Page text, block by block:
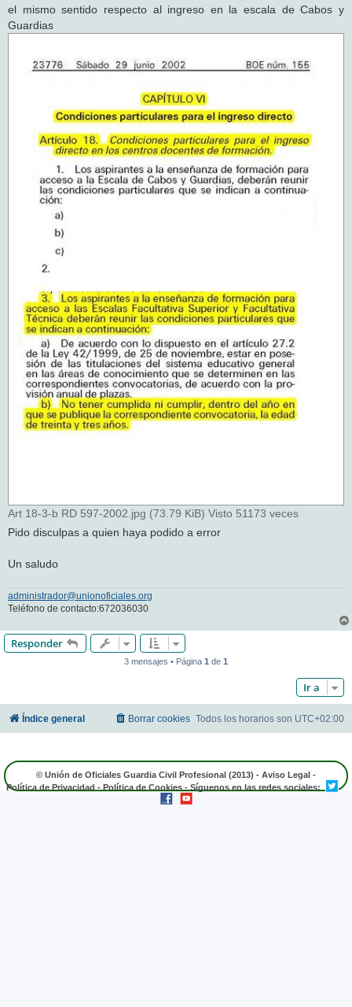
el mismo sentido respecto al ingreso en la escala de Cabos y
Guardias
Art 18-3-b RD 597-2002.jpg (73.79 KiB) Visto 51173 veces
Pido disculpas a quien haya podido a error
Un saludo
administrador@unionoficiales.org
Teléfono de contacto:672036030
Responder
3 mensajes • Página 1 de 1
Ir a
Índice general Todos los horarios son UTC+02:00
Borrar cookies
© Unión de Oficiales Guardia Civil Profesional (2013) - Aviso Legal -
Política de Privacidad - Política de Cookies - Síguenos en las redes sociales: